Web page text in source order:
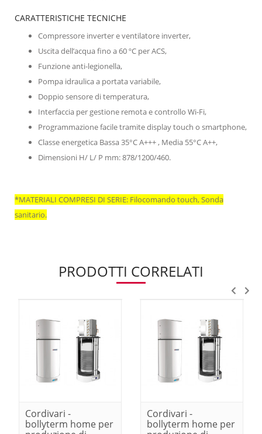
CARATTERISTICHE TECNICHE
Compressore inverter e ventilatore inverter,
Uscita dell’acqua fino a 60 ºC per ACS,
Funzione anti-legionella,
Pompa idraulica a portata variabile,
Doppio sensore di temperatura,
Interfaccia per gestione remota e controllo Wi-Fi,
Programmazione facile tramite display touch o smartphone,
Classe energetica Bassa 35°C A+++ , Media 55°C A++,
Dimensioni H/ L/ P mm: 878/1200/460.
*MATERIALI COMPRESI DI SERIE: Filocomando touch,Sonda
sanitario.
PRODOTTI CORRELATI
Cordivari -
bollyterm home per
Cordivari -
bollyterm home per